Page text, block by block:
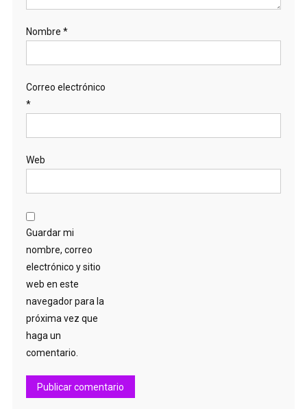
Nombre *
Correo electrónico
*
Web
Guardar mi
nombre, correo
electrónico y sitio
web en este
navegador para la
próxima vez que
haga un
comentario.